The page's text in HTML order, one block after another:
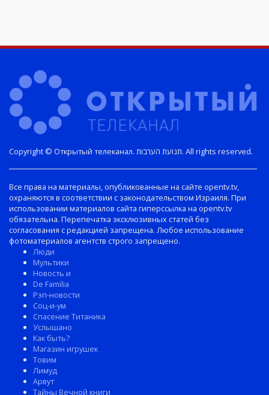
Copyright © Открытый телеканал. תנועת הערבות. All rights reserved.
Все права на материалы, опубликованные на сайте opentv.tv,
охраняются в соответствии с законодательством Израиля. При
использовании материалов сайта гиперссылка на opentv.tv
обязательна. Перепечатка эксклюзивных статей без
согласования с редакцией запрещена. Любое использование
фотоматериалов агентств строго запрещено.
Люди
Мультики
Новость и
De Familia
Рэп-новости
Соц-и-ум
Спасение Титаника
Услышано
Как быть?
Магазин игрушек
Товим
Лимуд
Арвут
Тайны Вечной книги